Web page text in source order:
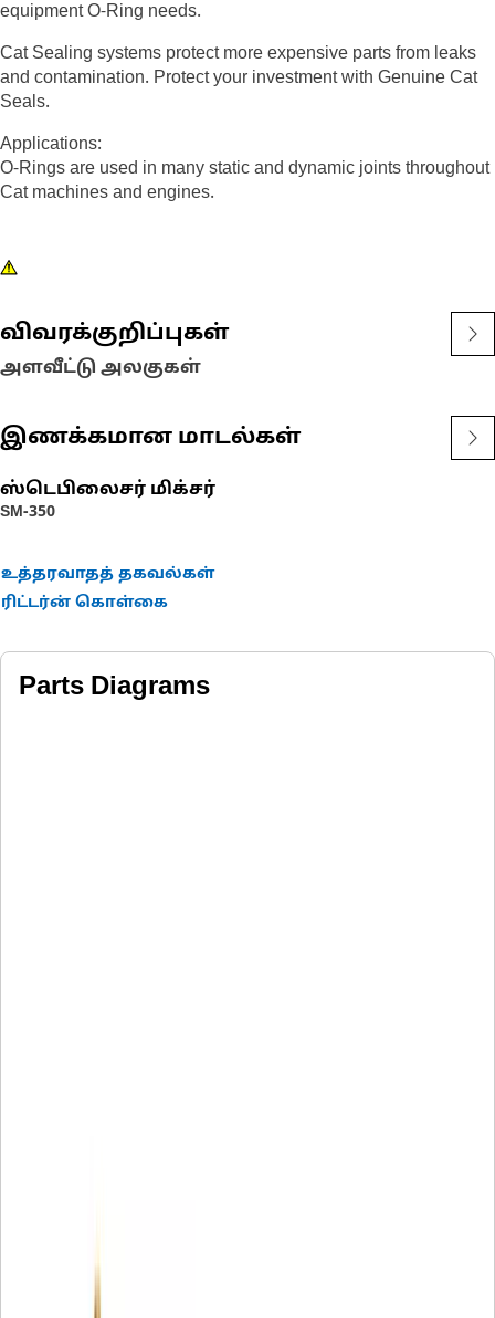
equipment O-Ring needs.
Cat Sealing systems protect more expensive parts from leaks
and contamination. Protect your investment with Genuine Cat
Seals.
Applications:
O-Rings are used in many static and dynamic joints throughout
Cat machines and engines.
விவரக்குறிப்புகள்
அளவீட்டு அலகுகள்
இணக்கமான மாடல்கள்
ஸ்டெபிலைசர் மிக்சர்
SM-350
உத்தரவாதத் தகவல்கள்
ரிட்டர்ன் கொள்கை
Parts Diagrams